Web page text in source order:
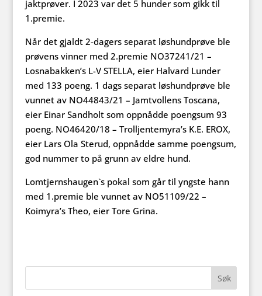
jaktprøver. I 2023 var det 5 hunder som gikk til
1.premie.
Når det gjaldt 2-dagers separat løshundprøve ble
prøvens vinner med 2.premie NO37241/21 –
Losnabakken’s L-V STELLA, eier Halvard Lunder
med 133 poeng. 1 dags separat løshundprøve ble
vunnet av NO44843/21 – Jamtvollens Toscana,
eier Einar Sandholt som oppnådde poengsum 93
poeng. NO46420/18 – Trolljentemyra’s K.E. EROX,
eier Lars Ola Sterud, oppnådde samme poengsum,
god nummer to på grunn av eldre hund.
Lomtjernshaugen`s pokal som går til yngste hann
med 1.premie ble vunnet av NO51109/22 –
Koimyra’s Theo, eier Tore Grina.